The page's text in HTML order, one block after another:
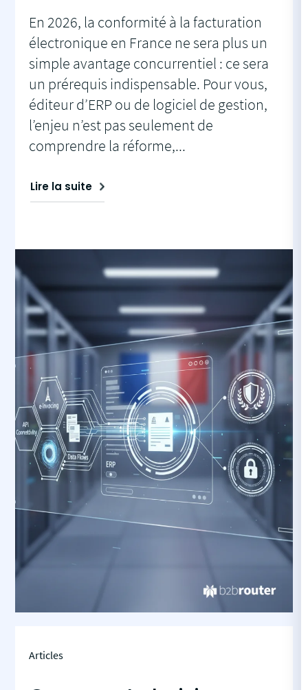
En 2026, la conformité à la facturation
électronique en France ne sera plus un
simple avantage concurrentiel : ce sera
un prérequis indispensable. Pour vous,
éditeur d’ERP ou de logiciel de gestion,
l’enjeu n’est pas seulement de
comprendre la réforme,...
Lire la suite
Articles